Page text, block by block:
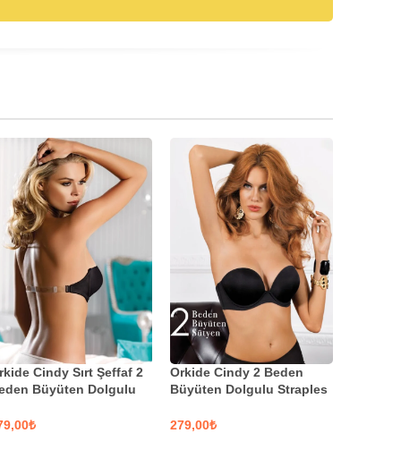
Cindy Sırt Şeffaf 2
Büyüten Dolgulu
₺
Orkide Cindy 2 Beden
Büyüten Dolgulu Straples
₺